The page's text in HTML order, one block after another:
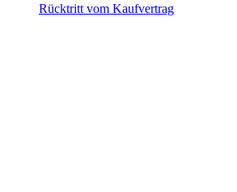
Rücktritt vom Kaufvertrag